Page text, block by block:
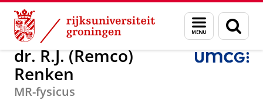
Skip
Content
Skip
Navigation
Menu
en
zoeken
Over ons dr. R.J. (Remco) Renken
dr. R.J. (Remco)
Renken
MR-fysicus